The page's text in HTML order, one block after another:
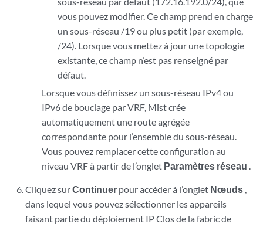
vous pouvez modifier. Ce champ prend en charge
un sous-réseau /19 ou plus petit (par exemple,
/24). Lorsque vous mettez à jour une topologie
existante, ce champ n’est pas renseigné par
défaut.
Lorsque vous définissez un sous-réseau IPv4 ou
IPv6 de bouclage par VRF, Mist crée
automatiquement une route agrégée
correspondante pour l’ensemble du sous-réseau.
Vous pouvez remplacer cette configuration au
niveau VRF à partir de l’onglet Paramètres réseau .
Cliquez surContinuer pour accéder à l’onglet Nœuds ,
dans lequel vous pouvez sélectionner les appareils
faisant partie du déploiement IP Clos de la fabric de